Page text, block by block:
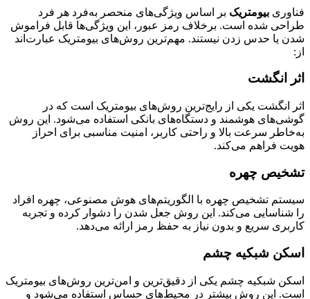
فناوری بیومتریک بر اساس ویژگی‌های منحصر به‌فرد هر فرد
طراحی شده است. برخلاف رمز عبور، این ویژگی‌ها قابل فراموش
شدن یا حدس زدن نیستند. مهم‌ترین روش‌های بیومتریک عبارت‌اند
از:
اثر انگشت
اثر انگشت یکی از رایج‌ترین روش‌های بیومتریک است که در
گوشی‌های هوشمند و دستگاه‌های بانکی استفاده می‌شود. این روش
به‌خاطر سرعت بالا و راحتی کاربر، امنیت مناسبی برای احراز
هویت فراهم می‌کند.
تشخیص چهره
سیستم تشخیص چهره با الگوریتم‌های هوش مصنوعی، چهره افراد
را شناسایی می‌کند. این روش جعل شدن را دشوار کرده و تجربه
کاربری سریع و بدون نیاز به حفظ رمز ارائه می‌دهد.
اسکن شبکیه چشم
اسکن شبکیه چشم یکی از دقیق‌ترین و امن‌ترین روش‌های بیومتریک
است. این روش بیشتر در محیط‌های حساس استفاده می‌شود و